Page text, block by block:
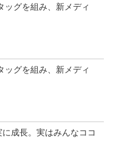
ッグを組み、新メディ
ッグを組み、新メディ
成長。実はみんなココ